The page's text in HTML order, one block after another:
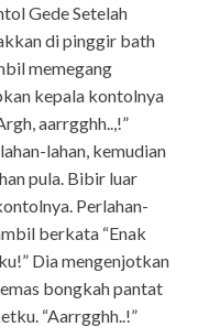
Gede Setelah
di pinggir bath
memegang
kepala kontolnya
aarrgghh..,!”
lahan, kemudian
pula. Bibir luar
Perlahan-
berkata “Enak
Dia mengenjotkan
bongkah pantat
“Aarrgghh..!”